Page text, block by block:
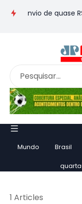
envio de quase R$
Mundo Brasil
1 Articles